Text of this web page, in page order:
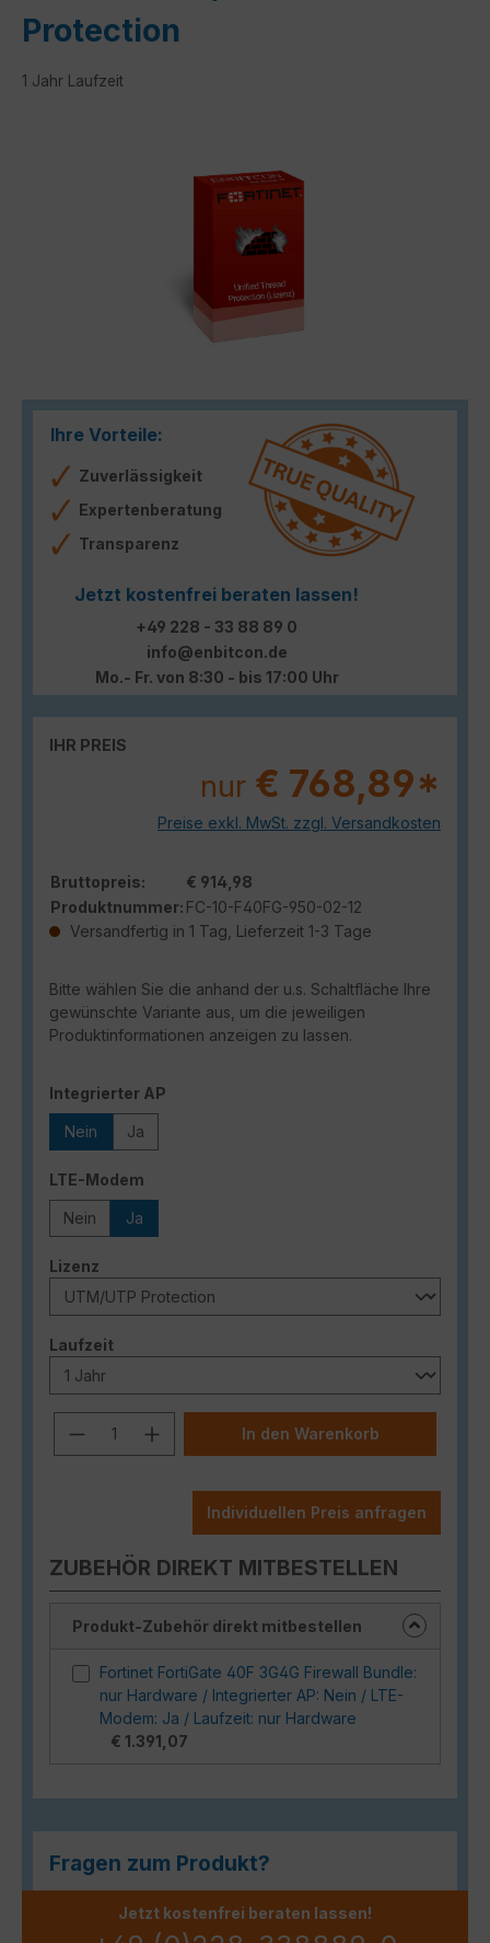
Protection
1 Jahr Laufzeit
Ihre Vorteile:
Zuverlässigkeit
Expertenberatung
Transparenz
Jetzt kostenfrei beraten lassen!
+49 228 - 33 88 89 0
info@enbitcon.de
Mo.- Fr. von 8:30 - bis 17:00 Uhr
IHR PREIS
nur € 768,89*
Preise exkl. MwSt. zzgl. Versandkosten
Bruttopreis:
€ 914,98
Produktnummer: FC-10-F40FG-950-02-12
Versandfertig in 1 Tag, Lieferzeit 1-3 Tage
Bitte wählen Sie die anhand der u.s. Schaltfläche Ihre
gewünschte Variante aus, um die jeweiligen
Produktinformationen anzeigen zu lassen.
Integrierter AP
Nein Ja
LTE-Modem
Nein Ja
Lizenz
Laufzeitauswählen
Produkt Anzahl: Gib den
In den Warenkorb
Individuellen Preis anfragen
ZUBEHÖR DIREKT MITBESTELLEN
Produkt-Zubehör direkt mitbestellen
Fortinet FortiGate 40F 3G4G Firewall Bundle:
nur Hardware / Integrierter AP: Nein / LTE-
Modem: Ja / Laufzeit: nur Hardware
€ 1.391,07
Fragen zum Produkt?
Jetzt kostenfrei beraten lassen!